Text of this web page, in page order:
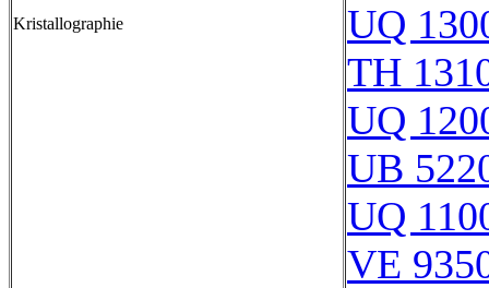
Kristallographie
UQ
TH
UQ
UB
UQ
VE